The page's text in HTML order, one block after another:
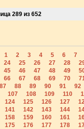
289 из 652
1 2 3 4 5 6
7
24
25 26 27 28
45
46 47 48 49
66
67 68 69 70
87
88 89 90 91
92
107
108 109 110
124
125 126 127
141
142 143 144
158
159 160 161
175
176 177 178